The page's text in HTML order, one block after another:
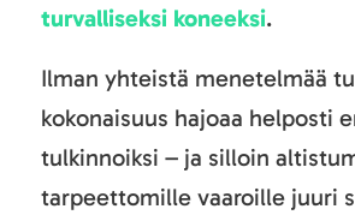
turvalliseksi koneeksi.
Ilman yhteistä menetelmää
kokonaisuus hajoaa helposti
tulkinnoiksi – ja silloin
tarpeettomille vaaroille juuri